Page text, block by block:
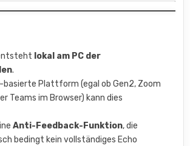
lokal am PC der
.
basierte Plattform (egal ob Gen2, Zoom
Teams im Browser) kann dies
Anti-Feedback-Funktion, die
bedingt kein vollständiges Echo